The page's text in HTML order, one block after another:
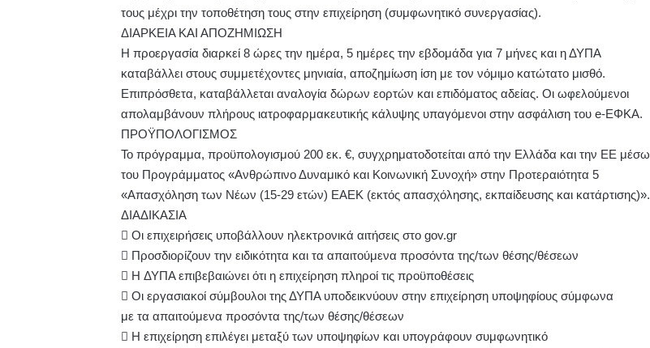
τους μέχρι την τοποθέτηση τους στην επιχείρηση (συμφωνητικό συνεργασίας).
ΔΙΑΡΚΕΙΑ ΚΑΙ ΑΠΟΖΗΜΙΩΣΗ
Η προεργασία διαρκεί 8 ώρες την ημέρα, 5 ημέρες την εβδομάδα για 7 μήνες και η ΔΥΠΑ
καταβάλλει στους συμμετέχοντες μηνιαία, αποζημίωση ίση με τον νόμιμο κατώτατο μισθό.
Επιπρόσθετα, καταβάλλεται αναλογία δώρων εορτών και επιδόματος αδείας. Οι ωφελούμενοι
απολαμβάνουν πλήρους ιατροφαρμακευτικής κάλυψης υπαγόμενοι στην ασφάλιση του e-ΕΦΚΑ.
ΠΡΟΫΠΟΛΟΓΙΣΜΟΣ
Το πρόγραμμα, προϋπολογισμού 200 εκ. €, συγχρηματοδοτείται από την Ελλάδα και την ΕΕ μέσω
του Προγράμματος «Ανθρώπινο Δυναμικό και Κοινωνική Συνοχή» στην Προτεραιότητα 5
«Απασχόληση των Νέων (15-29 ετών) ΕΑΕΚ (εκτός απασχόλησης, εκπαίδευσης και κατάρτισης)».
ΔΙΑΔΙΚΑΣΙΑ
 Οι επιχειρήσεις υποβάλλουν ηλεκτρονικά αιτήσεις στο gov.gr
 Προσδιορίζουν την ειδικότητα και τα απαιτούμενα προσόντα της/των θέσης/θέσεων
 H ΔΥΠΑ επιβεβαιώνει ότι η επιχείρηση πληροί τις προϋποθέσεις
 Οι εργασιακοί σύμβουλοι της ΔΥΠΑ υποδεικνύουν στην επιχείρηση υποψηφίους σύμφωνα
με τα απαιτούμενα προσόντα της/των θέσης/θέσεων
 Η επιχείρηση επιλέγει μεταξύ των υποψηφίων και υπογράφουν συμφωνητικό